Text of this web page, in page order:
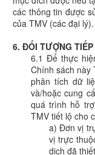
các thông tin được
của TMV (các đại lý).
6. ĐỐI TƯỢNG
6.1 Để thực
Chính sách này
phân tích dữ
và/hoặc cung
quá trình hỗ
TMV tiết lộ cho
a) Đơn vị
vị trực
dịch đã